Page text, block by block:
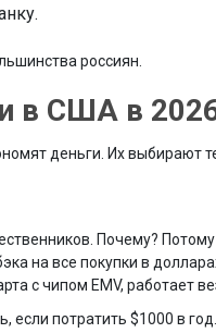
россиян.
в США в
деньги. Их выбирают
Почему?
на все покупки в
с чипом EMV, работает
потратить $1000 в